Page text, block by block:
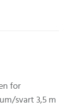
for
svart 3,5 m